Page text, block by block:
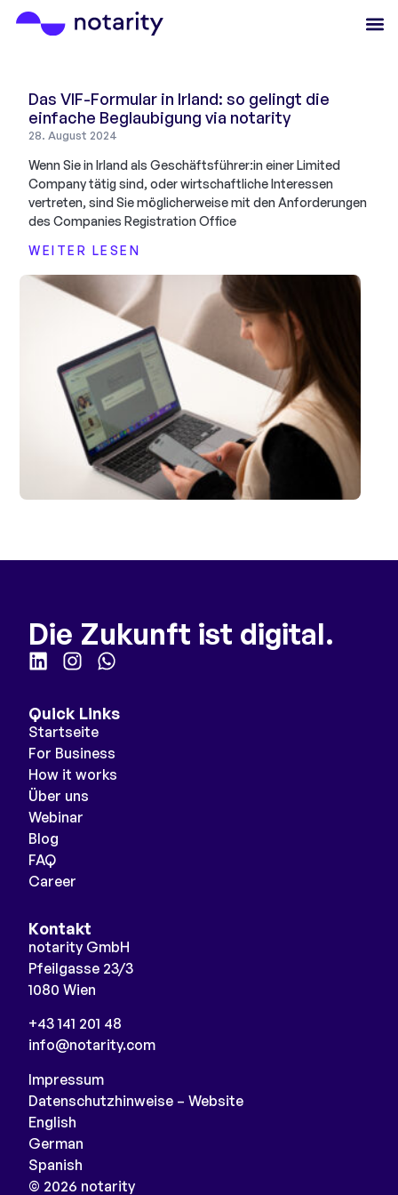
Das VIF-Formular in Irland: so gelingt die
einfache Beglaubigung via notarity
28. August 2024
Wenn Sie in Irland als Geschäftsführer:in einer Limited
Company tätig sind, oder wirtschaftliche Interessen
vertreten, sind Sie möglicherweise mit den Anforderungen
des Companies Registration Office
WEITER LESEN
Die Zukunft ist digital.
Quick Links
Startseite
For Business
How it works
Über uns
Webinar
Blog
FAQ
Career
Kontakt
notarity GmbH
Pfeilgasse 23/3
1080 Wien
+43 141 201 48
info@notarity.com
© 2026 notarity
Impressum
Datenschutzhinweise – Website
English
German
Spanish